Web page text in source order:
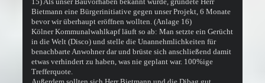
Bietmann eine Bürgerinitiative gegen unser Projekt, 6 Monate
bevor wir überhaupt eröffnen wollten. (Anlage 16)
Kölner Kommunalwahlkapf läuft so ab: Man setzte ein Gerücht
in die Welt (Disco) und stelle die Unannehmlichkeiten für
benachbarte Anwohner dar und brüste sich anschließend damit
etwas verhindert zu haben, was nie geplant war. 100%ige
Trefferquote.